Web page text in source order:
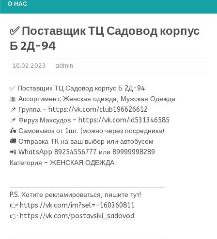
О НАС
✅ Поставщик ТЦ Садовод корпус
Б 2Д-94
10.02.2023 admin
✅ Поставщик ТЦ Садовод корпус Б 2Д-94
🎀 Ассортимент: Женская одежда, Мужская Одежда
📌 Группа – https://vk.com/club196626612
📌 Фируз Махсудов – https://vk.com/id531346585
🛵 Самовывоз от 1шт. (можно через посредника)
🚚 Отправка ТК на ваш выбор или автобусом
📲 WhatsApp 89254556777 или 89999998289
Категория – ЖЕНСКАЯ ОДЕЖДА
P.S. Хотите рекламироваться, пишите тут!
👉 https://vk.com/im?sel=-160360811
👉 https://vk.com/postavsiki_sadovod